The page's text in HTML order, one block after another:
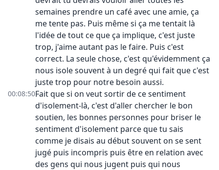
semaines prendre un café avec une amie, ça
me tente pas. Puis même si ça me tentait là
l'idée de tout ce que ça implique, c'est juste
trop, j'aime autant pas le faire. Puis c'est
correct. La seule chose, c'est qu'évidemment ça
nous isole souvent à un degré qui fait que c'est
juste trop pour notre besoin aussi.
00:08:50Fait que si on veut sortir de ce sentiment
d'isolement-là, c'est d'aller chercher le bon
soutien, les bonnes personnes pour briser le
sentiment d'isolement parce que tu sais
comme je disais au début souvent on se sent
jugé puis incompris puis être en relation avec
des gens qui nous jugent puis qui nous